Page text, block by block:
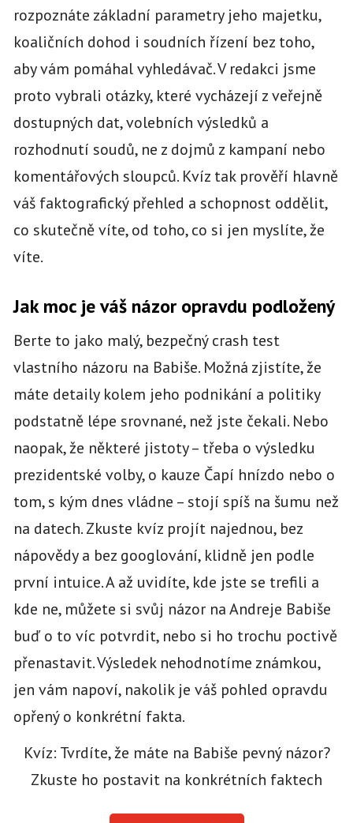
rozpoznáte základní parametry jeho majetku,
koaličních dohod i soudních řízení bez toho,
aby vám pomáhal vyhledávač. V redakci jsme
proto vybrali otázky, které vycházejí z veřejně
dostupných dat, volebních výsledků a
rozhodnutí soudů, ne z dojmů z kampaní nebo
komentářových sloupců. Kvíz tak prověří hlavně
váš faktografický přehled a schopnost oddělit,
co skutečně víte, od toho, co si jen myslíte, že
víte.
Jak moc je váš názor opravdu podložený
Berte to jako malý, bezpečný crash test
vlastního názoru na Babiše. Možná zjistíte, že
máte detaily kolem jeho podnikání a politiky
podstatně lépe srovnané, než jste čekali. Nebo
naopak, že některé jistoty – třeba o výsledku
prezidentské volby, o kauze Čapí hnízdo nebo o
tom, s kým dnes vládne – stojí spíš na šumu než
na datech. Zkuste kvíz projít najednou, bez
nápovědy a bez googlování, klidně jen podle
první intuice. A až uvidíte, kde jste se trefili a
kde ne, můžete si svůj názor na Andreje Babiše
buď o to víc potvrdit, nebo si ho trochu poctivě
přenastavit. Výsledek nehodnotíme známkou,
jen vám napoví, nakolik je váš pohled opravdu
opřený o konkrétní fakta.
Kvíz: Tvrdíte, že máte na Babiše pevný názor?
Zkuste ho postavit na konkrétních faktech